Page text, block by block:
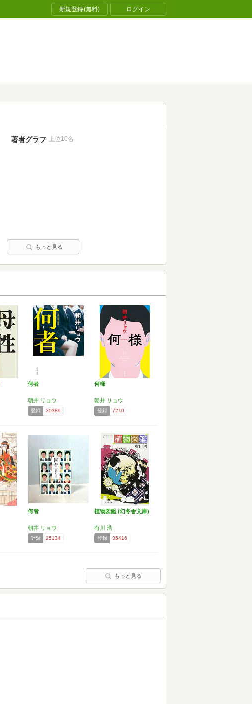
新規登録(無料) ログイン
著者グラフ 上位10名
もっと見る
何者
朝井 リョウ
登録 30389
何様
朝井 リョウ
登録 7210
何者
朝井 リョウ
登録 25134
植物図鑑 (幻冬舎文庫)
有川 浩
登録 35416
もっと見る